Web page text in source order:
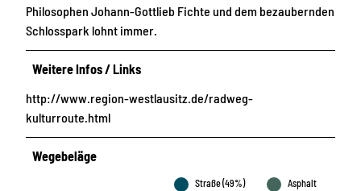
Philosophen Johann-Gottlieb Fichte und dem bezaubernden
Schlosspark lohnt immer.
Weitere Infos / Links
http://www.region-westlausitz.de/radweg-
kulturroute.html
Wegebeläge
Straße (49%)
Asphalt